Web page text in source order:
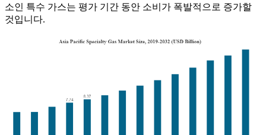
소인 특수 가스는 평가 기간 동안 소비가 폭발적으로 증가할
것입니다.